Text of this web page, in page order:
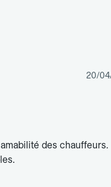
20/
des chauffeurs.